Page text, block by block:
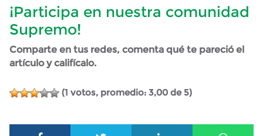
¡Participa en nuestra comunidad
Supremo!
Comparte en tus redes, comenta qué te pareció el
artículo y califícalo.
(1 votos, promedio: 3,00de 5)